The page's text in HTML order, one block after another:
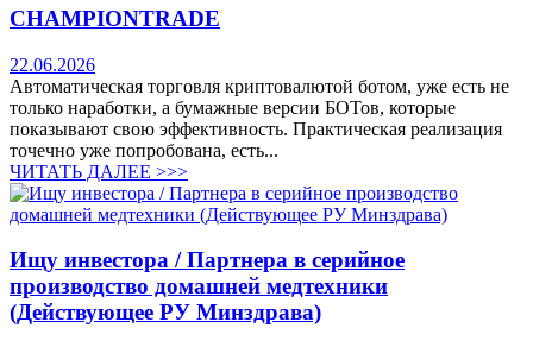
CHAMPIONTRADE
22.06.2026
Автоматическая торговля криптовалютой ботом, уже есть не
только наработки, а бумажные версии БОТов, которые
показывают свою эффективность. Практическая реализация
точечно уже попробована, есть...
ЧИТАТЬ ДАЛЕЕ >>>
Ищу инвестора / Партнера в серийное
производство домашней медтехники
(Действующее РУ Минздрава)